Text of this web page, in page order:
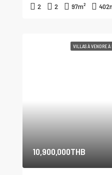
2 2 97m² 402
VILLAS À VENDRE
10,900,000THB